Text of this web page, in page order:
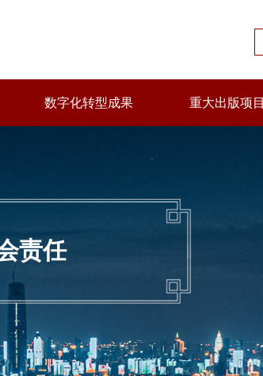
数字化转型成果 重大出版项目
责任